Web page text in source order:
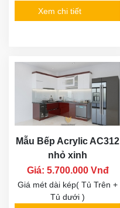
Xem chi tiết
Mẫu Bếp Acrylic AC312
nhỏ xinh
Giá: 5.700.000 Vnđ
Giá mét dài kép( Tủ Trên +
Tủ dưới )